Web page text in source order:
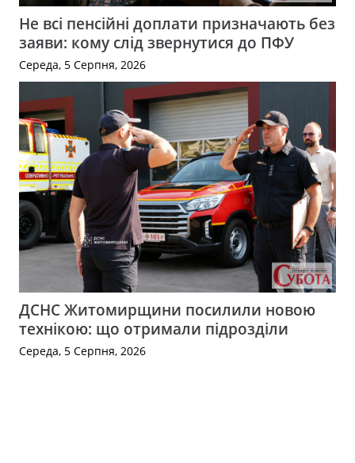
Не всі пенсійні доплати призначають без
заяви: кому слід звернутися до ПФУ
Середа, 5 Серпня, 2026
ДСНС Житомирщини посилили новою
технікою: що отримали підрозділи
Середа, 5 Серпня, 2026